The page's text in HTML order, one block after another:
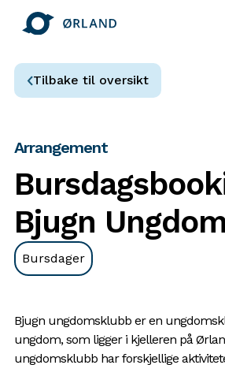
Tilbake til oversikt
Arrangement
Bjugn
Bursdager
Bjugn ungdomsklubb er en
ungdom, som ligger i kjelleren på
ungdomsklubb har forskjellige